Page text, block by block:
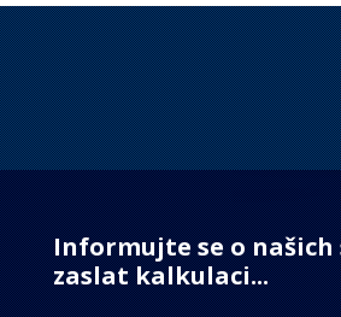
Informujte se o našich
zaslat kalkulaci...